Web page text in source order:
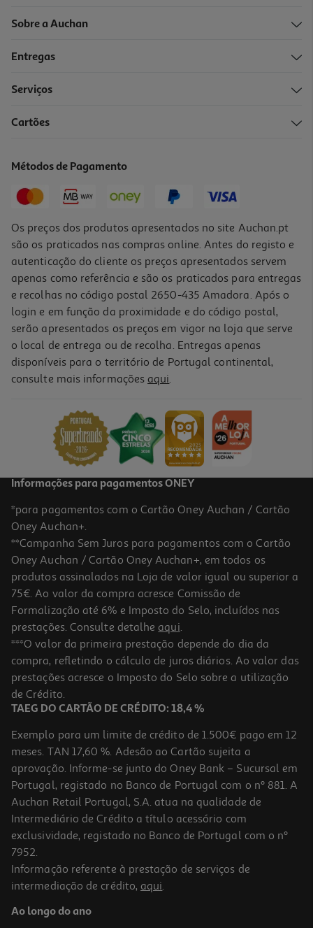
Sobre a Auchan
Entregas
Serviços
Cartões
Métodos de Pagamento
Os preços dos produtos apresentados no site Auchan.pt
são os praticados nas compras online. Antes do registo e
autenticação do cliente os preços apresentados servem
apenas como referência e são os praticados para entregas
e recolhas no código postal 2650-435 Amadora. Após o
login e em função da proximidade e do código postal,
serão apresentados os preços em vigor na loja que serve
o local de entrega ou de recolha. Entregas apenas
disponíveis para o território de Portugal continental,
consulte mais informações aqui.
Informações para pagamentos ONEY
*para pagamentos com o Cartão Oney Auchan / Cartão
Oney Auchan+.
**Campanha Sem Juros para pagamentos com o Cartão
Oney Auchan / Cartão Oney Auchan+, em todos os
produtos assinalados na Loja de valor igual ou superior a
75€. Ao valor da compra acresce Comissão de
Formalização até 6% e Imposto do Selo, incluídos nas
prestações. Consulte detalhe aqui.
***O valor da primeira prestação depende do dia da
compra, refletindo o cálculo de juros diários. Ao valor das
prestações acresce o Imposto do Selo sobre a utilização
de Crédito.
TAEG DO CARTÃO DE CRÉDITO: 18,4 %
Exemplo para um limite de crédito de 1.500€ pago em 12
meses. TAN 17,60 %. Adesão ao Cartão sujeita a
aprovação. Informe-se junto do Oney Bank – Sucursal em
Portugal, registado no Banco de Portugal com o nº 881. A
Auchan Retail Portugal, S.A. atua na qualidade de
Intermediário de Crédito a título acessório com
exclusividade, registado no Banco de Portugal com o nº
7952.
Informação referente à prestação de serviços de
intermediação de crédito, aqui.
Ao longo do ano